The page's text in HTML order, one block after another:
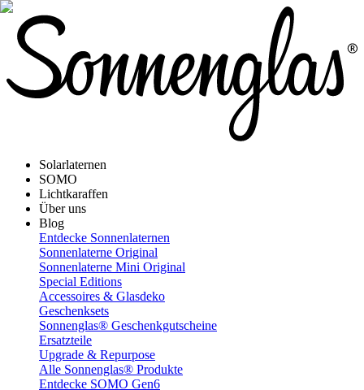
Solarlaternen
SOMO
Lichtkaraffen
Über uns
Blog
Entdecke Sonnenlaternen
Sonnenlaterne Original
Sonnenlaterne Mini Original
Special Editions
Accessoires & Glasdeko
Geschenksets
Sonnenglas® Geschenkgutscheine
Ersatzteile
Upgrade & Repurpose
Alle Sonnenglas® Produkte
Entdecke SOMO Gen6